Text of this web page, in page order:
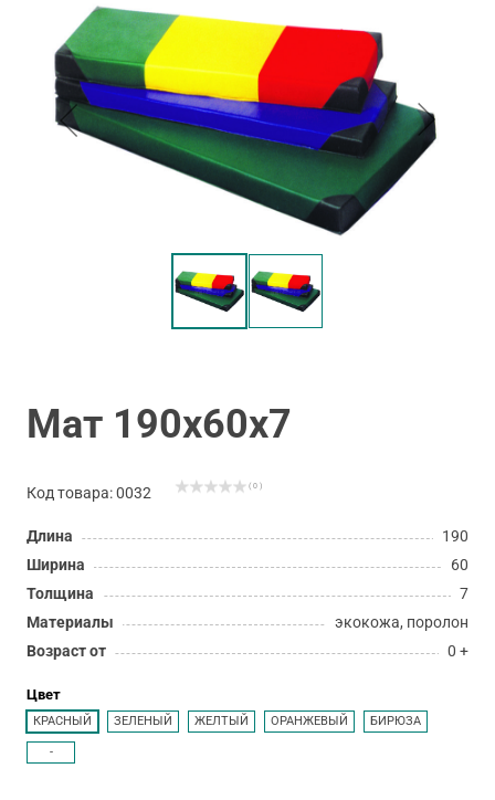
Мат 190х60х7
Код товара: 0032 ( 0 )
Длина
190
Ширина
60
Толщина
7
Материалы
экокожа, поролон
Возраст от
0 +
Цвет
КРАСНЫЙ ЗЕЛЕНЫЙ ЖЕЛТЫЙ ОРАНЖЕВЫЙ БИРЮЗА
-